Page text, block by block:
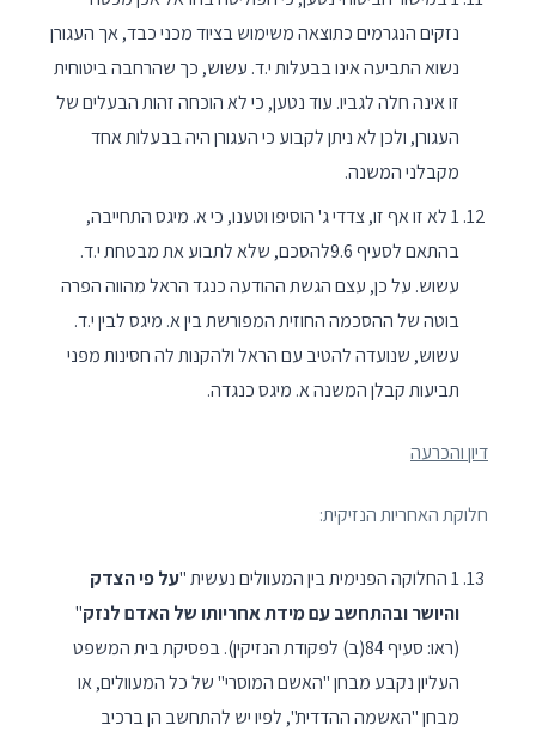
נזקים הנגרמים כתוצאה משימוש בציוד מכני כבד, אך העגורן
נשוא התביעה אינו בבעלות י.ד. עשוש, כך שהרחבה ביטוחית
זו אינה חלה לגביו. עוד נטען, כי לא הוכחה זהות הבעלים של
העגורן, ולכן לא ניתן לקבוע כי העגורן היה בבעלות אחד
מקבלני המשנה.
1 לא זו אף זו, צדדי ג' הוסיפו וטענו, כי א. מיגס התחייבה,
בהתאם לסעיף 9.6להסכם, שלא לתבוע את מבטחת י.ד.
עשוש. על כן, עצם הגשת ההודעה כנגד הראל מהווה הפרה
בוטה של ההסכמה החוזית המפורשת בין א. מיגס לבין י.ד.
עשוש, שנועדה להטיב עם הראל ולהקנות לה חסינות מפני
תביעות קבלן המשנה א. מיגס כנגדה.
דיון והכרעה
חלוקת האחריות הנזיקית:
1 החלוקה הפנימית בין המעוולים נעשית "
על פי הצדק
והיושר ובהתחשב עם מידת אחריותו של האדם לנזק"
(ראו: סעיף 84(ב) לפקודת הנזיקין). בפסיקת בית המשפט
העליון נקבע מבחן "האשם המוסרי" של כל המעוולים, או
מבחן "האשמה ההדדית", לפיו יש להתחשב הן ברכיב